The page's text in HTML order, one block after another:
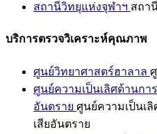
สถานีวิทยุแห่งจุฬาฯ สถา
บริการตรวจวิเคราะห์คุณภาพ
ศูนย์วิทยาศาสตร์ฮาลาล
ศูนย์ความเป็นเลิศด้านกา
อันตราย ศูนย์ความเป็นเ
เสียอันตราย